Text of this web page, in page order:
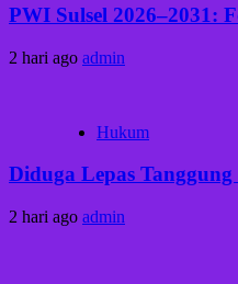
PWI Sulsel 2026–2031:
2 hari ago admin
Hukum
Diduga Lepas
2 hari ago admin